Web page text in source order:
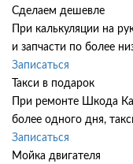
Сделаем дешевле
При калькуляции на
и запчасти по более
Записаться
Такси в подарок
При ремонте Шкода
более одного дня,
Записаться
Мойка двигателя